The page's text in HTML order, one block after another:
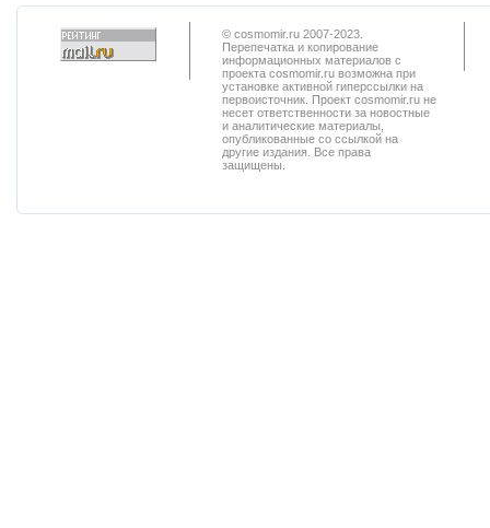
© cosmomir.ru 2007-2023.
Перепечатка и копирование
информационных материалов с
проекта cosmomir.ru возможна при
установке активной гиперссылки на
первоисточник. Проект cosmomir.ru не
несет ответственности за новостные
и аналитические материалы,
опубликованные со ссылкой на
другие издания. Все права
защищены.